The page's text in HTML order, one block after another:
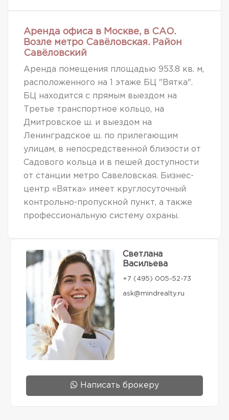
Аренда офиса в Москве, в САО.
Возле метро Савёловская. Район
Савёловский
Аренда помещения площадью 953.8 кв. м,
расположенного на 1 этаже БЦ "Вятка".
БЦ находится с прямым выездом на
Третье транспортное кольцо, на
Дмитровское ш. и выездом на
Ленинградское ш. по прилегающим
улицам, в непосредственной близости от
Садового кольца и в пешей доступности
от станции метро Савеловская. Бизнес-
центр «Вятка» имеет круглосуточный
контрольно-пропускной пункт, а также
профессиональную систему охраны.
Светлана
Васильева
+7 (495) 005-52-73
ask@mindrealty.ru
Написать брокеру